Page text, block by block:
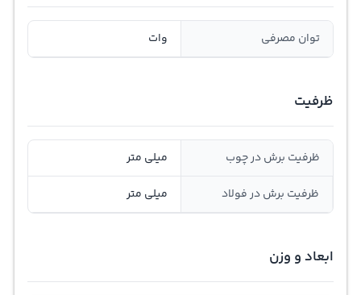
توان مصرفی وات
ظرفیت
ظرفیت برش در چوب میلی متر
ظرفیت برش در فولاد میلی متر
ابعاد و وزن